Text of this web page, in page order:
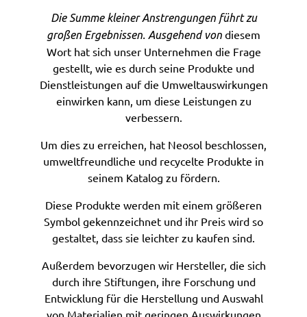
Die Summe kleiner Anstrengungen führt zu
großen Ergebnissen. Ausgehend von diesem
Wort hat sich unser Unternehmen die Frage
gestellt, wie es durch seine Produkte und
Dienstleistungen auf die Umweltauswirkungen
einwirken kann, um diese Leistungen zu
verbessern.
Um dies zu erreichen, hat Neosol beschlossen,
umweltfreundliche und recycelte Produkte in
seinem Katalog zu fördern.
Diese Produkte werden mit einem größeren
Symbol gekennzeichnet und ihr Preis wird so
gestaltet, dass sie leichter zu kaufen sind.
Außerdem bevorzugen wir Hersteller, die sich
durch ihre Stiftungen, ihre Forschung und
Entwicklung für die Herstellung und Auswahl
von Materialien mit geringen Auswirkungen